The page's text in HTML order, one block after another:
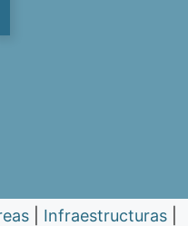
Infraestructuras